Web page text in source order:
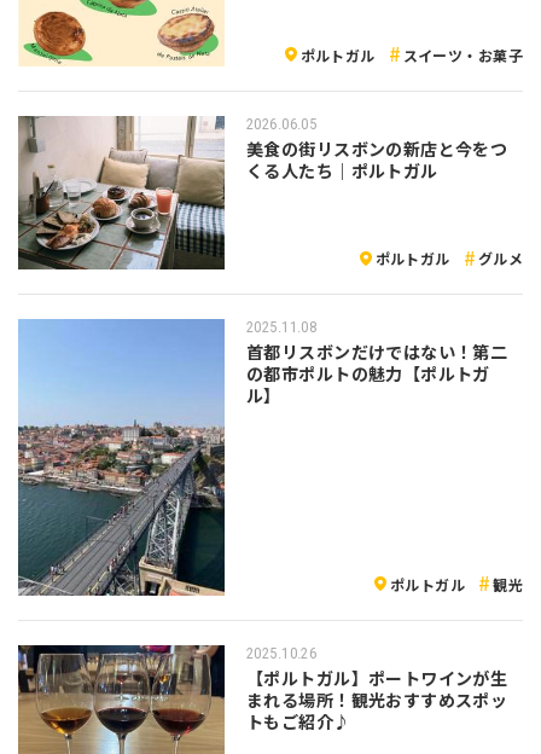
ポルトガル スイーツ・お菓子
2026.06.05
美食の街リスボンの新店と今をつ
くる人たち｜ポルトガル
ポルトガル グルメ
2025.11.08
首都リスボンだけではない！第二
の都市ポルトの魅力【ポルトガ
ル】
ポルトガル 観光
2025.10.26
【ポルトガル】ポートワインが生
まれる場所！観光おすすめスポッ
トもご紹介♪